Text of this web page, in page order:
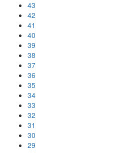
43
42
41
40
39
38
37
36
35
34
33
32
31
30
29